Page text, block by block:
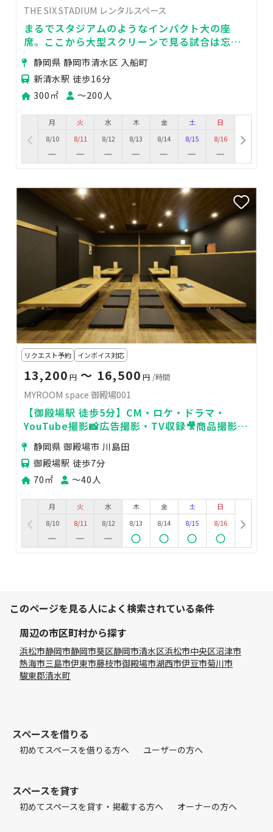
THE SIX STADIUM レンタルスペース
まるでスタジアムのようなインパクト大の座
席。ここから大型スクリーンで見る試合は忘れ
られないひと時になるでしょう。
静岡県 静岡市清水区 入船町
新清水駅 徒歩16分
300㎡
〜200人
月
8/10
火
8/11
水
8/12
木
8/13
金
8/14
土
8/15
日
8/16
リクエスト予約 インボイス対応
13,200 円 〜 16,500 円 /時間
MYROOM space 御殿場001
【御殿場駅 徒歩5分】CM・ロケ・ドラマ・
YouTube撮影📸広告撮影・TV収録🎥商品撮影・
物撮り🌟MV・PV撮影🍃
静岡県 御殿場市 川島田
御殿場駅 徒歩7分
70㎡
〜40人
月
8/10
火
8/11
水
8/12
木
8/13
金
8/14
土
8/15
日
8/16
このページを見る人によく検索されている条件
周辺の市区町村から探す
浜松市静岡市静岡市葵区静岡市清水区浜松市中央区沼津市
熱海市三島市伊東市藤枝市御殿場市湖西市伊豆市菊川市
駿東郡清水町
スペースを借りる
初めてスペースを借りる方へ ユーザーの方へ
スペースを貸す
初めてスペースを貸す・掲載する方へ オーナーの方へ